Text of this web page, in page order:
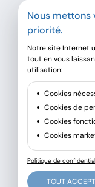
Nous
priorité.
Notre site Internet
tout en vous
utilisation:
Cookies
Cookies de
Cookies
Cookies
Politique de
TOUT